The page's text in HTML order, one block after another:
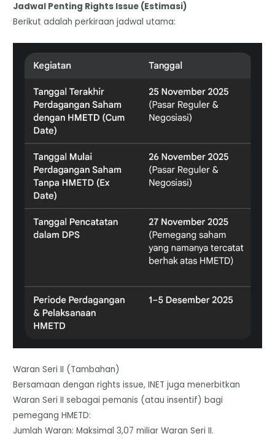
Jadwal Penting Rights Issue (Estimasi)
​Berikut adalah perkiraan jadwal utama:
Waran Seri II (Tambahan)
​Bersamaan dengan rights issue, INET juga menerbitkan
Waran Seri II sebagai pemanis (atau insentif) bagi
pemegang HMETD:
​Jumlah Waran: Maksimal 3,07 miliar Waran Seri II.